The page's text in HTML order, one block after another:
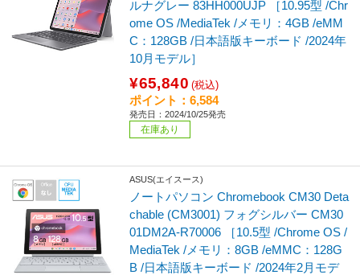
ルナグレー 83HH000UJP ［10.95型 /Chr
ome OS /MediaTek /メモリ：4GB /eMM
C：128GB /日本語版キーボード /2024年
10月モデル］
¥65,840 (税込)
ポイント：6,584
発売日：2024/10/25発売
在庫あり
ASUS(エイスース)
ノートパソコン Chromebook CM30 Deta
chable (CM3001) フォグシルバー CM30
01DM2A-R70006 ［10.5型 /Chrome OS /
MediaTek /メモリ：8GB /eMMC：128G
B /日本語版キーボード /2024年2月モデ